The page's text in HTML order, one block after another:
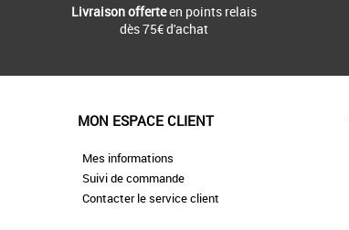
Livraison offerteen points relais
dès 75€ d'achat
MON ESPACE CLIENT
Mes informations
Suivi de commande
Contacter le service client